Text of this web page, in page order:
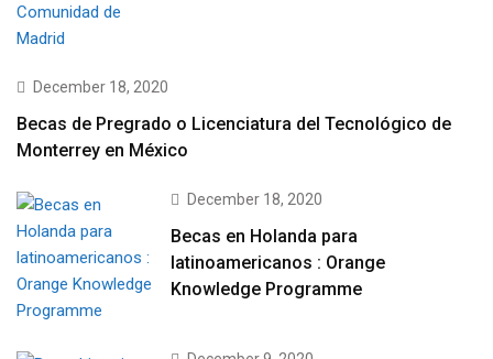
December 18, 2020
Becas de Pregrado o Licenciatura del Tecnológico de
Monterrey en México
December 18, 2020
Becas en Holanda para
latinoamericanos : Orange
Knowledge Programme